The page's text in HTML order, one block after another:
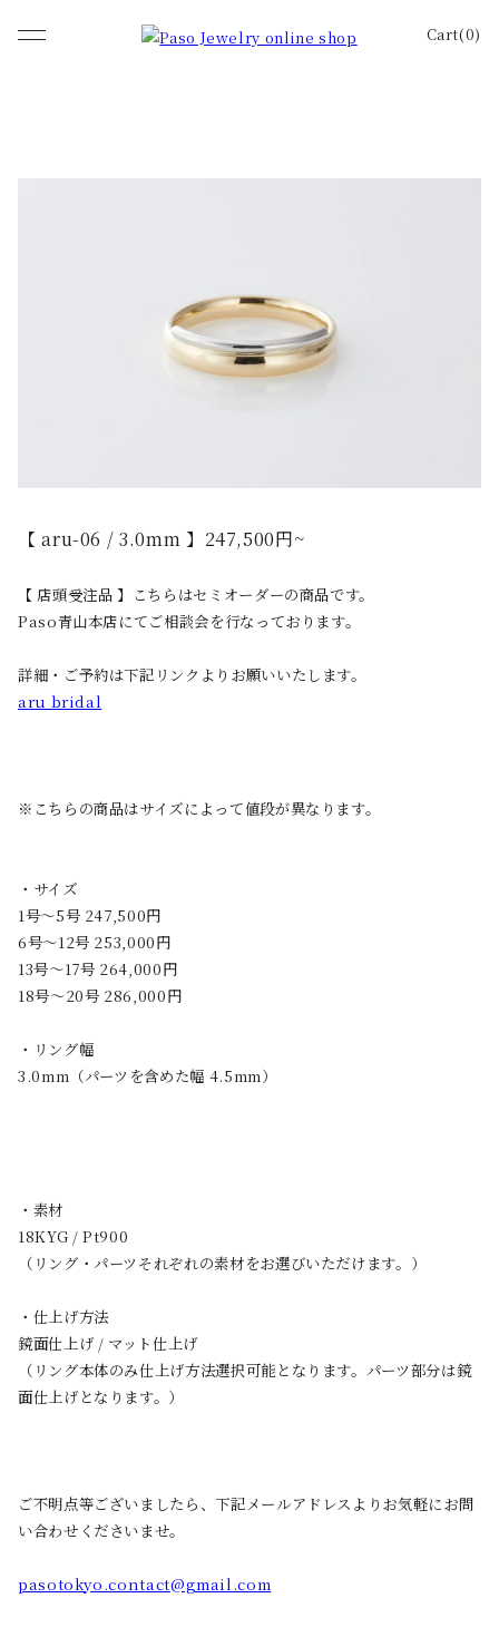
Cart(0)
【 aru-06 / 3.0mm 】247,500円~
【 店頭受注品 】こちらはセミオーダーの商品です。
Paso青山本店にてご相談会を行なっております。
詳細・ご予約は下記リンクよりお願いいたします。
aru bridal
※こちらの商品はサイズによって値段が異なります。
・サイズ
1号〜5号 247,500円
6号〜12号 253,000円
13号〜17号 264,000円
18号〜20号 286,000円
・リング幅
3.0mm（パーツを含めた幅 4.5mm）
・素材
18KYG / Pt900
（リング・パーツそれぞれの素材をお選びいただけます。）
・仕上げ方法
鏡面仕上げ / マット仕上げ
（リング本体のみ仕上げ方法選択可能となります。パーツ部分は鏡
面仕上げとなります。）
ご不明点等ございましたら、下記メールアドレスよりお気軽にお問
い合わせくださいませ。
pasotokyo.contact@gmail.com